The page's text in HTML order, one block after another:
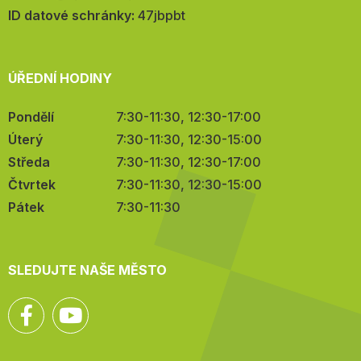
mail:
ID datové schránky: 47jbpbt
ÚŘEDNÍ HODINY
Pondělí
7:30-11:30, 12:30-17:00
Úterý
7:30-11:30, 12:30-15:00
Středa
7:30-11:30, 12:30-17:00
Čtvrtek
7:30-11:30, 12:30-15:00
Pátek
7:30-11:30
SLEDUJTE NAŠE MĚSTO
Facebook